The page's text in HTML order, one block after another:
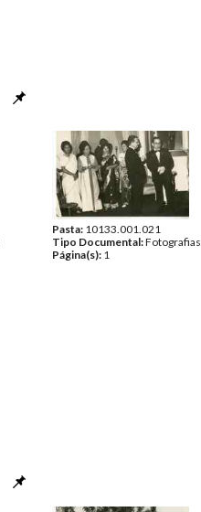
Pasta: 10133.001.021
Tipo Documental:Fotografias
Página(s): 1